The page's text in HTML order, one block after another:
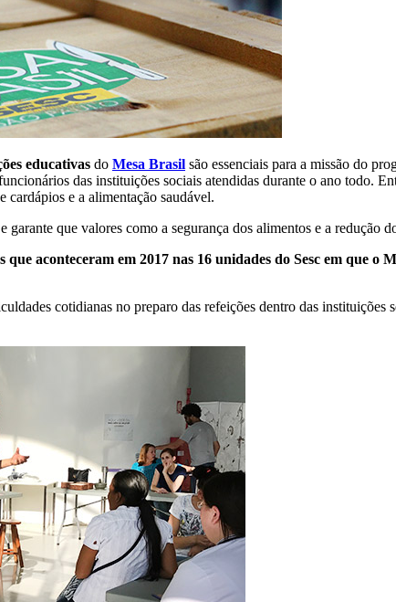
educativas do Mesa Brasil são essenciais para a missão do
das instituições sociais atendidas durante o ano todo.
cardápios e a alimentação saudável.
que valores como a segurança dos alimentos e a redução
aconteceram em 2017 nas 16 unidades do Sesc em que o
cotidianas no preparo das refeições dentro das instituições